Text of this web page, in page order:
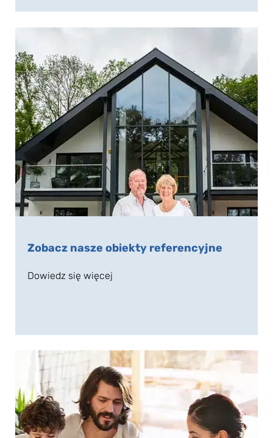
Zobacz nasze obiekty referencyjne
Dowiedz się więcej